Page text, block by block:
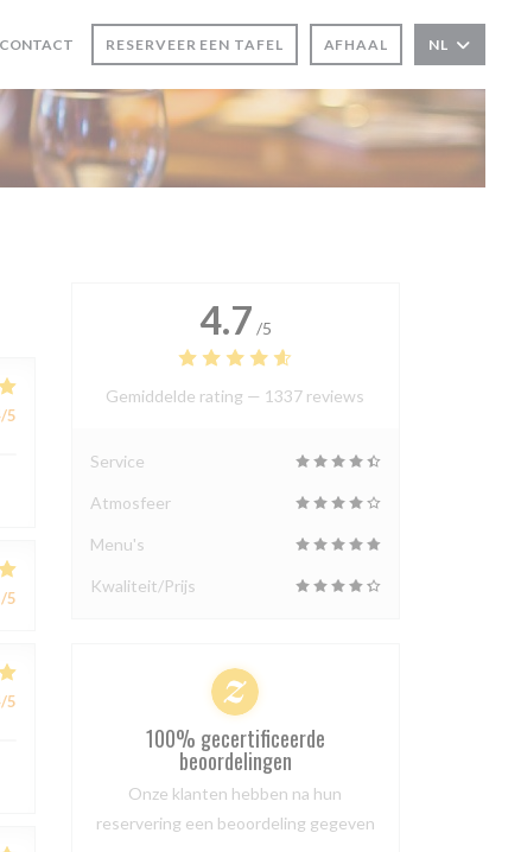
VENSTER))
RESERVEER EEN TAFEL AFHAAL NL
/5
/5
/5
4.7 /5
Gemiddelde rating — 1337 reviews
Service
Atmosfeer
Menu's
Kwaliteit/Prijs
100% gecertificeerde
beoordelingen
Onze klanten hebben na hun
reservering een beoordeling gegeven